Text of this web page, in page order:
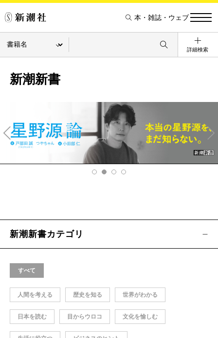
本・雑誌・ウェブ
詳細検索
新潮新書
v
Ne
xt
新潮新書カテゴリ
すべて
人間を考える 歴史を知る 世界がわかる
日本を読む 目からウロコ 文化を愉しむ